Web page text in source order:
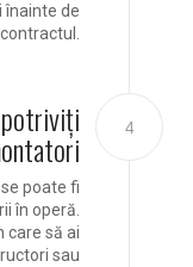
de
4
potriviți
poate fi
în operă.
care să ai
sau